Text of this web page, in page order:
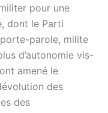
pour une
dont le Parti
parole, milite
d’autonomie vis-
amené le
des
des